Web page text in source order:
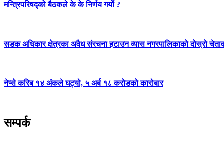
मन्त्रिपरिषद्को बैठकले के के निर्णय गर्यो ?
सडक अधिकार क्षेत्रका अवैध संरचना हटाउन व्यास नगरपालिकाको दोस्रो
नेप्से करिब १४ अंकले घट्यो, ५ अर्ब १८ करोडको कारोबार
सम्पर्क